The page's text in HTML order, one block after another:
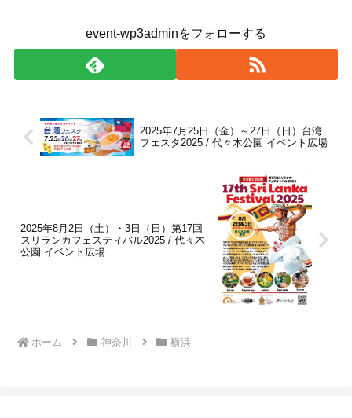
event-wp3adminをフォローする
2025年7月25日（金）～27日（日）台湾
フェスタ2025 / 代々木公園 イベント広場
2025年8月2日（土）・3日（日）第17回
スリランカフェスティバル2025 / 代々木
公園 イベント広場
ホーム 神奈川 横浜